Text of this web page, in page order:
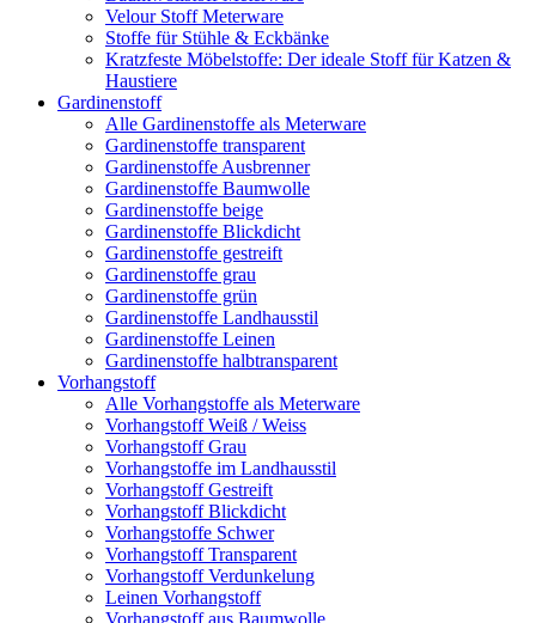
Velour Stoff Meterware
Stoffe für Stühle & Eckbänke
Kratzfeste Möbelstoffe: Der ideale Stoff für Katzen &
Haustiere
Gardinenstoff
Alle Gardinenstoffe als Meterware
Gardinenstoffe transparent
Gardinenstoffe Ausbrenner
Gardinenstoffe Baumwolle
Gardinenstoffe beige
Gardinenstoffe Blickdicht
Gardinenstoffe gestreift
Gardinenstoffe grau
Gardinenstoffe grün
Gardinenstoffe Landhausstil
Gardinenstoffe Leinen
Gardinenstoffe halbtransparent
Vorhangstoff
Alle Vorhangstoffe als Meterware
Vorhangstoff Weiß / Weiss
Vorhangstoff Grau
Vorhangstoffe im Landhausstil
Vorhangstoff Gestreift
Vorhangstoff Blickdicht
Vorhangstoffe Schwer
Vorhangstoff Transparent
Vorhangstoff Verdunkelung
Leinen Vorhangstoff
Vorhangstoff aus Baumwolle